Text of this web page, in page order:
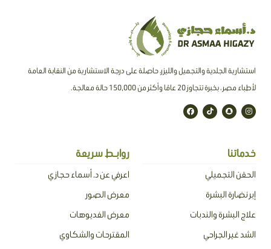
استشارية الجلدية والتجميل والليزر، حاصلة على درجة الاستشارية من النقابة العامة
لأطباء مصر ، بخبرة تتجاوز 20 عامًا وأكثر من 150,000 حالة معالجة.
I
n
s
a
S
n
a
a
t
T
i
k
F
a
c
خدماتنا
الحقن التجميلي
إبر نضارة البشرة
علاج البشرة والندبات
الشد غير الجراحي
روابـط سريعة
اعرفي عن د. أسماء حجازي
معرض الصور
معرض الفديوهات
المقترحات والشكاوي